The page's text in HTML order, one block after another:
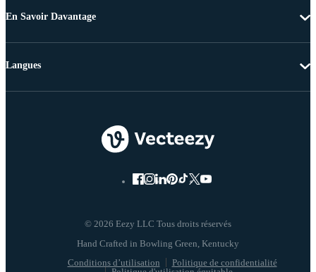
En Savoir Davantage
© 2026 Eezy LLC Tous droits réservés
Conditions d’utilisation
Politique de confidentialité
Langues